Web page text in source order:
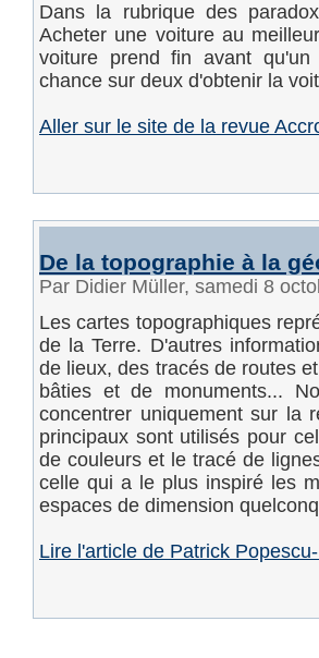
Dans la rubrique des
Acheter une voiture au
voiture prend fin avant
chance sur deux d'obtenir la
Aller sur le site de la revue
De la topographie à la
Par Didier Müller, samedi 8
Les cartes topographiques
de la Terre. D'autres
de lieux, des tracés de routes
bâties et de monuments...
concentrer uniquement sur la
principaux sont utilisés pour
de couleurs et le tracé de
celle qui a le plus inspiré les
espaces de dimension
Lire l'article de Patrick